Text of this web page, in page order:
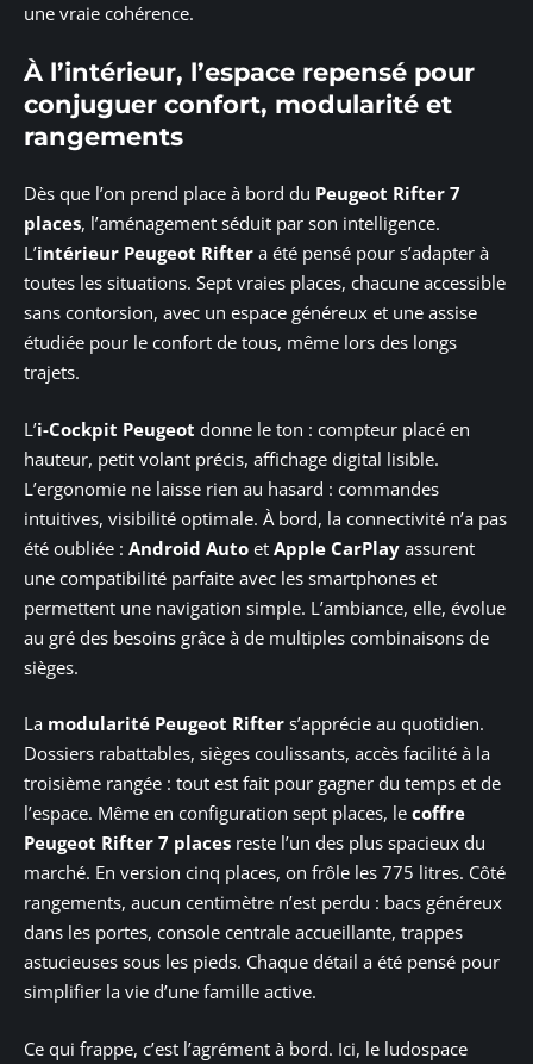
une vraie cohérence.
À l’intérieur, l’espace repensé pour
conjuguer confort, modularité et
rangements
Dès que l’on prend place à bord du Peugeot Rifter 7
places, l’aménagement séduit par son intelligence.
L’intérieur Peugeot Rifter a été pensé pour s’adapter à
toutes les situations. Sept vraies places, chacune accessible
sans contorsion, avec un espace généreux et une assise
étudiée pour le confort de tous, même lors des longs
trajets.
L’i-Cockpit Peugeot donne le ton : compteur placé en
hauteur, petit volant précis, affichage digital lisible.
L’ergonomie ne laisse rien au hasard : commandes
intuitives, visibilité optimale. À bord, la connectivité n’a pas
été oubliée : Android Auto et Apple CarPlay assurent
une compatibilité parfaite avec les smartphones et
permettent une navigation simple. L’ambiance, elle, évolue
au gré des besoins grâce à de multiples combinaisons de
sièges.
La modularité Peugeot Rifter s’apprécie au quotidien.
Dossiers rabattables, sièges coulissants, accès facilité à la
troisième rangée : tout est fait pour gagner du temps et de
l’espace. Même en configuration sept places, le coffre
Peugeot Rifter 7 places reste l’un des plus spacieux du
marché. En version cinq places, on frôle les 775 litres. Côté
rangements, aucun centimètre n’est perdu : bacs généreux
dans les portes, console centrale accueillante, trappes
astucieuses sous les pieds. Chaque détail a été pensé pour
simplifier la vie d’une famille active.
Ce qui frappe, c’est l’agrément à bord. Ici, le ludospace